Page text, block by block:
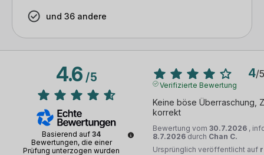
und 36 andere
4.6/5
Basierend auf 34
Bewertungen, die einer
Prüfung unterzogen wurden
4/5
Verifizierte Bewertung
Keine böse Überraschung,
korrekt
Bewertung vom 30.7.2026 ,
8.7.2026 durch Chan C.
Ursprünglich veröffentlicht auf